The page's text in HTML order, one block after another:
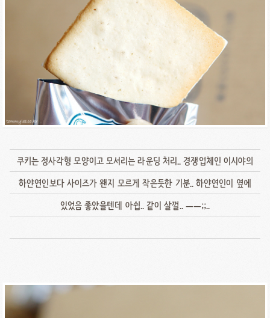
쿠키는 정사각형 모양이고 모서리는 라운딩 처리.. 경쟁업체인 이시야의
하얀연인보다 사이즈가 왠지 모르게 작은듯한 기분.. 하얀연인이 옆에
있었음 좋았을텐데 아쉽.. 같이 살껄.. ㅡㅡ;;..